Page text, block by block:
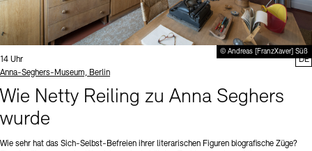
© Andreas [FranzXaver] Süß
Uhrzeit:
14 Uhr
Standort
Anna-Seghers-Museum, Berlin
Wie Netty Reiling zu Anna Seghers
wurde
Wie sehr hat das Sich-Selbst-Befreien ihrer literarischen Figuren biografische Züge?
DE